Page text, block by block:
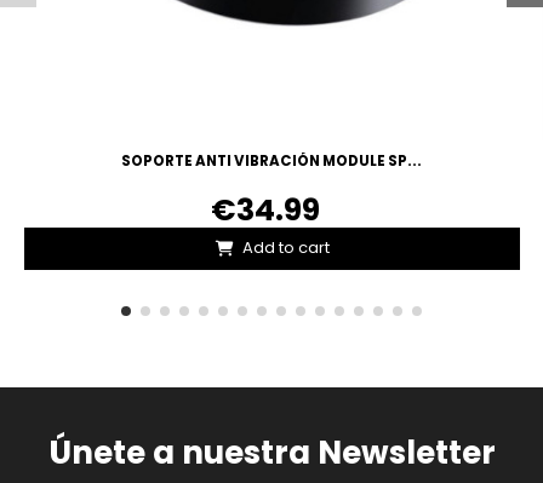
SOPORTE ANTI VIBRACIÓN MODULE SP...
€34.99
Add to cart
Únete a nuestra Newsletter